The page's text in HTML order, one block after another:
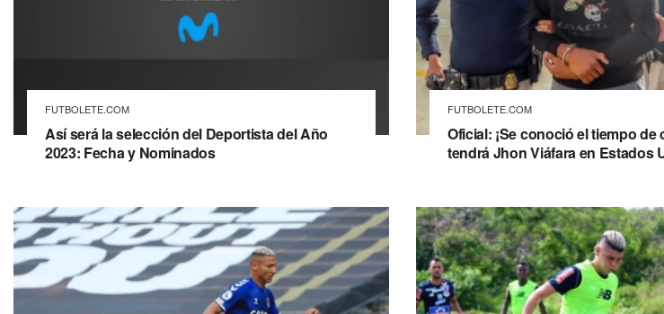
FUTBOLETE.COM
Así será la selección del Deportista del Año
2023: Fecha y Nominados
FUTBOLETE.COM
Oficial: ¡Se conoció el tiempo de
tendrá Jhon Viáfara en Estados